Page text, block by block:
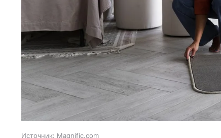
Источник: Magnific.com